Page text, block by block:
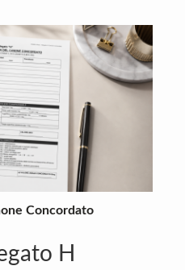
Concordato
H